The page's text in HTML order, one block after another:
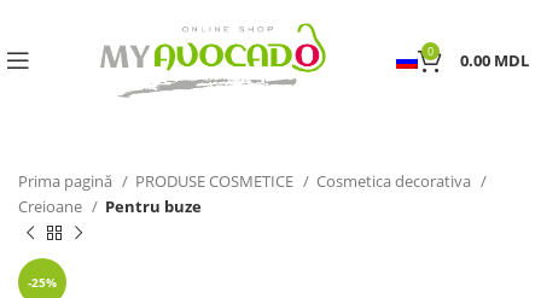
0 0.00 MDL
Prima pagină PRODUSE COSMETICE
Cosmetica decorativa
Creioane
Pentru buze
-25%